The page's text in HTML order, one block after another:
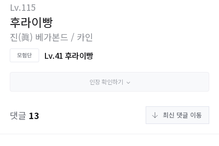
Lv.115
후라이빵
진(眞) 베가본드 / 카인
Lv.41 후라이빵
인장 확인하기
댓글 13 최신 댓글 이동